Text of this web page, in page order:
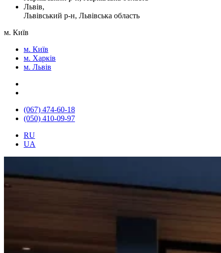
Львів,
Львівський р-н, Львівська область
м. Київ
м. Київ
м. Харків
м. Львів
(067) 474-60-18
(050) 410-09-97
RU
UA